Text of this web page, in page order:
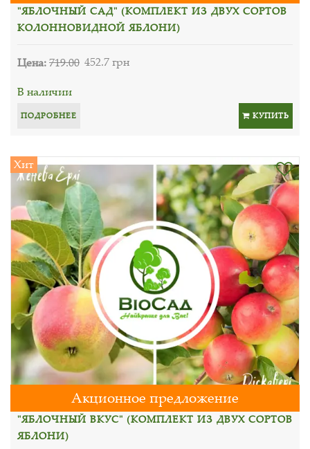
"ЯБЛОЧНЫЙ САД" (КОМПЛЕКТ ИЗ ДВУХ СОРТОВ
КОЛОННОВИДНОЙ ЯБЛОНИ)
Цена:719.00 452.7 грн
В наличии
ПОДРОБНЕЕ КУПИТЬ
Хит
Акционное предложение
"ЯБЛОЧНЫЙ ВКУС" (КОМПЛЕКТ ИЗ ДВУХ СОРТОВ
ЯБЛОНИ)